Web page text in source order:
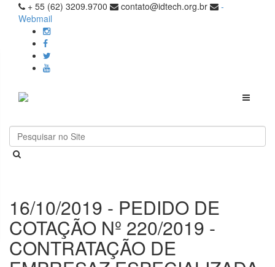
+ 55 (62) 3209.9700 contato@idtech.org.br
-
Webmail
Toggle
16/10/2019 - PEDIDO DE
COTAÇÃO Nº 220/2019 -
CONTRATAÇÃO DE